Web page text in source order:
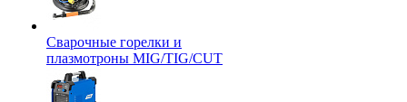
Сварочные горелки и
плазмотроны MIG/TIG/CUT